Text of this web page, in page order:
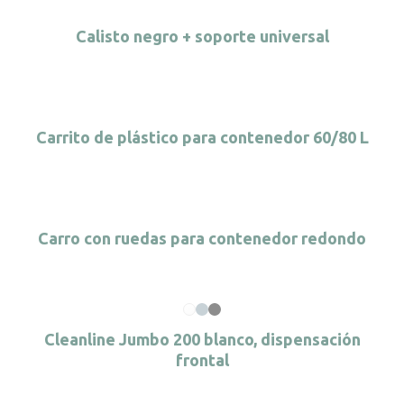
Calisto negro + soporte universal
Carrito de plástico para contenedor 60/80 L
Carro con ruedas para contenedor redondo
Cleanline Jumbo 200 blanco, dispensación
frontal